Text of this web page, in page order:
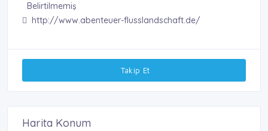
Belirtilmemiş
http://www.abenteuer-flusslandschaft.de/
Takip Et
Harita Konum